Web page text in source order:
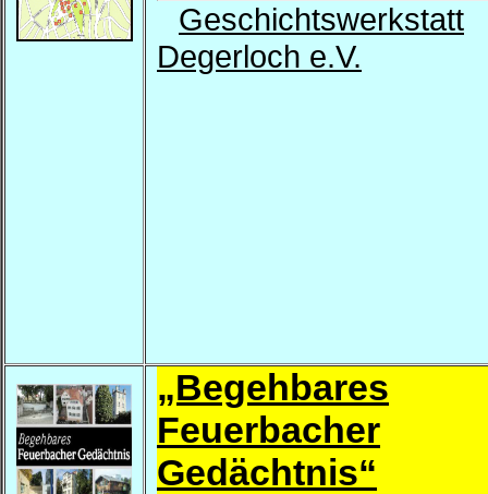
Geschichtswerkstatt
Degerloch e.V.
„Begehbares
Feuerbacher
Gedächtnis“